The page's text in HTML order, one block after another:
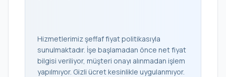
Hizmetlerimiz şeffaf fiyat politikasıyla
sunulmaktadır. İşe başlamadan önce net fiyat
bilgisi veriliyor, müşteri onayı alınmadan işlem
yapılmıyor. Gizli ücret kesinlikle uygulanmıyor.